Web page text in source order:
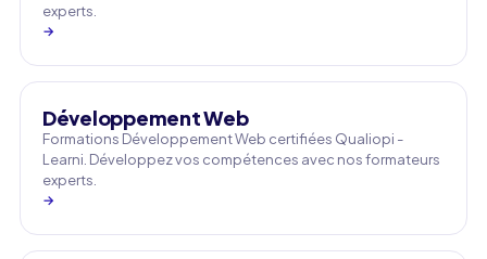
experts.
→
Développement Web
Formations Développement Web certifiées Qualiopi -
Learni. Développez vos compétences avec nos formateurs
experts.
→